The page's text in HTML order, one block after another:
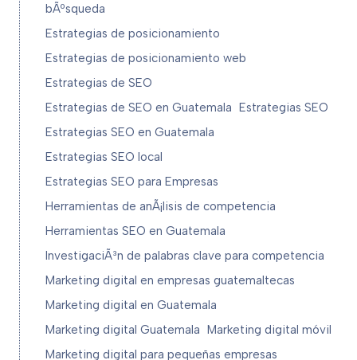
bÃºsqueda
Estrategias de posicionamiento
Estrategias de posicionamiento web
Estrategias de SEO
Estrategias de SEO en Guatemala Estrategias SEO
Estrategias SEO en Guatemala
Estrategias SEO local
Estrategias SEO para Empresas
Herramientas de anÃ¡lisis de competencia
Herramientas SEO en Guatemala
InvestigaciÃ³n de palabras clave para competencia
Marketing digital en empresas guatemaltecas
Marketing digital en Guatemala
Marketing digital Guatemala Marketing digital móvil
Marketing digital para pequeñas empresas